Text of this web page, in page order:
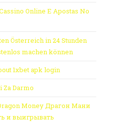
Online E Apostas No
Österreich in 24 Stunden
machen können
1xbet apk login
Za Darmo
Money Драгон Мани
и выигрывать